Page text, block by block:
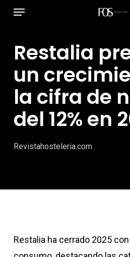
principal
Menú
Restalia
un
la cifra de
del 12% en
Revistahosteleria.com
Restalia ha cerrado 2025